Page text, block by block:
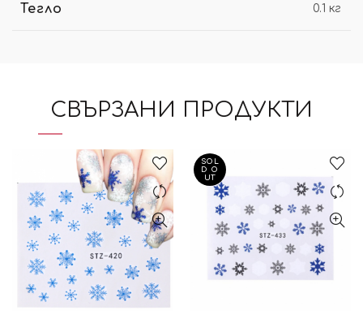
Тегло 0.1 кг
СВЪРЗАНИ ПРОДУКТИ
SOL
D O
UT